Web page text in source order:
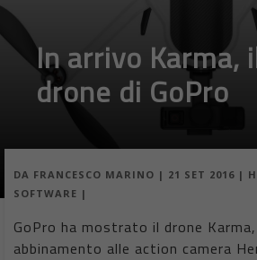
In arrivo Karma,
drone di GoPro
DA FRANCESCO MARINO | 21 SET 2016 |
SOFTWARE |
GoPro ha mostrato il drone
abbinamento alle action camera